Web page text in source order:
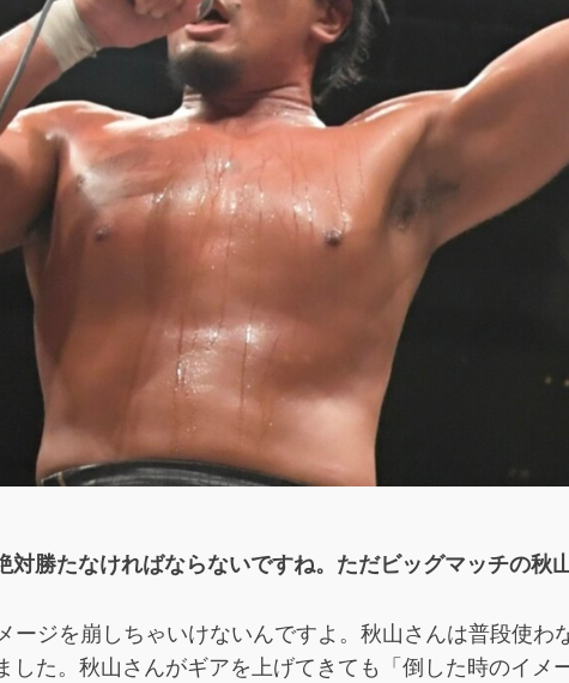
勝たなければならないですね。ただビッグマッチの秋
ージを崩しちゃいけないんですよ。秋山さんは普段使
した。秋山さんがギアを上げてきても「倒した時のイ